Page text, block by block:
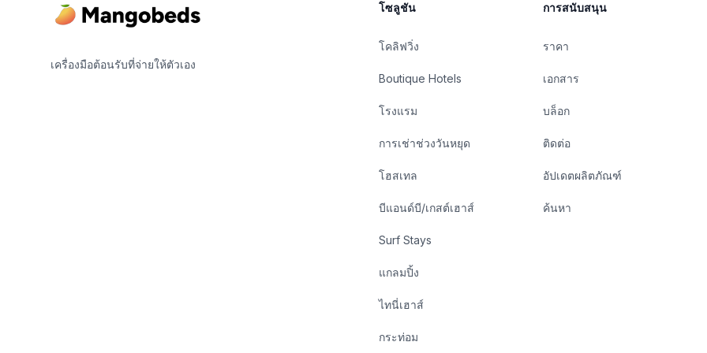
เครื่องมือต้อนรับที่จ่ายให้ตัวเอง
โซลูชัน
โคลิฟวิ่ง
Boutique Hotels
โรงแรม
การเช่าช่วงวันหยุด
โฮสเทล
บีแอนด์บี/เกสต์เฮาส์
Surf Stays
แกลมปิ้ง
ไทนี่เฮาส์
กระท่อม
การสนับสนุน
ราคา
เอกสาร
บล็อก
ติดต่อ
อัปเดตผลิตภัณฑ์
ค้นหา